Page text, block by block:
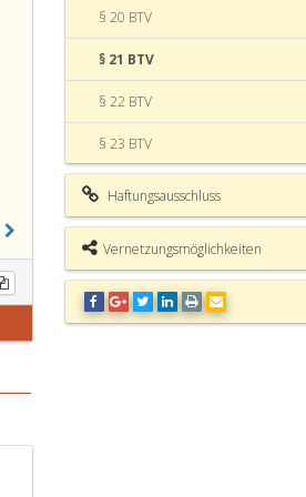
§ 20 BTV
§ 21 BTV
§ 22 BTV
§ 23 BTV
§ 24 BTV
§ 25 BTV
§ 26 BTV
§ 26a BTV
Haftungsausschluss
Vernetzungsmöglichkeiten